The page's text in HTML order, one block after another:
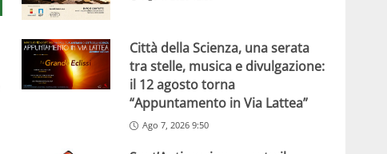
Città della Scienza, una serata
tra stelle, musica e divulgazione:
il 12 agosto torna
“Appuntamento in Via Lattea”
Ago 7, 2026 9:50